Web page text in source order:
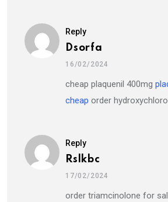
Reply
Dsorfa
16/02/2024
cheap plaquenil 400mg
cheap order
Reply
Rslkbc
17/02/2024
order triamcinolone for